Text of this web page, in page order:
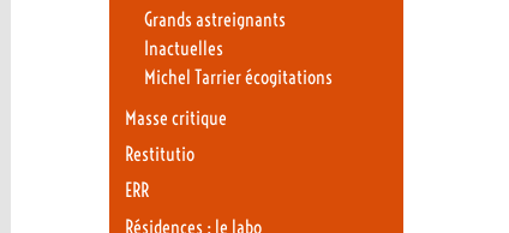
Grands astreignants
Inactuelles
Michel Tarrier écogitations
Masse critique
Restitutio
ERR
Résidences : le labo